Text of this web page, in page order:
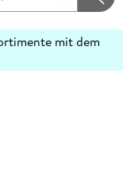
mit dem